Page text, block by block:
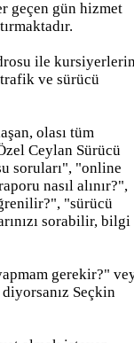
geçen gün hizmet
ile
ve sürücü
olası tüm
Ceylan Sürücü
soruları", "online
nasıl alınır?",
"sürücü
sorabilir, bilgi
gerekir?"
Seçkin